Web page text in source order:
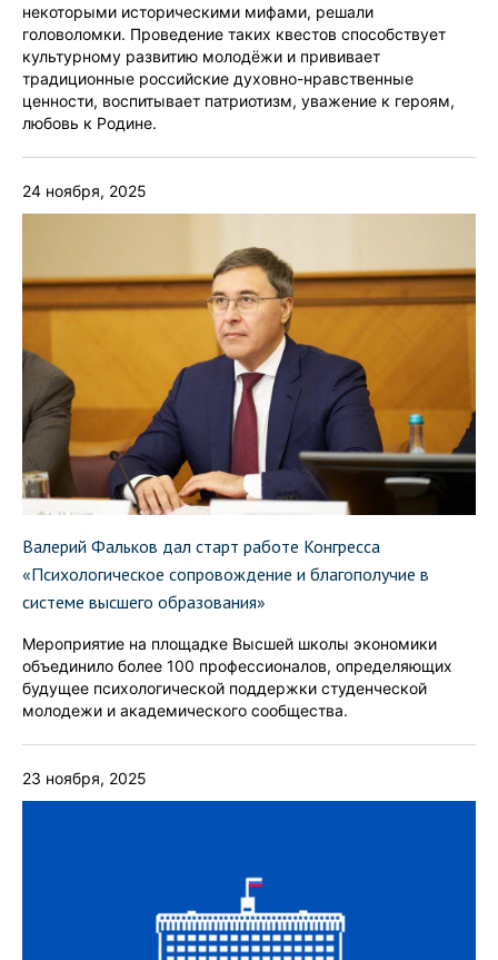
некоторыми историческими мифами, решали
головоломки. Проведение таких квестов способствует
культурному развитию молодёжи и прививает
традиционные российские духовно-нравственные
ценности, воспитывает патриотизм, уважение к героям,
любовь к Родине.
24 ноября, 2025
Валерий Фальков дал старт работе Конгресса
«Психологическое сопровождение и благополучие в
системе высшего образования»
Мероприятие на площадке Высшей школы экономики
объединило более 100 профессионалов, определяющих
будущее психологической поддержки студенческой
молодежи и академического сообщества.
23 ноября, 2025